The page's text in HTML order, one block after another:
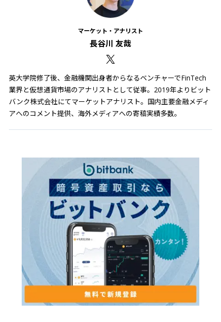
マーケット・アナリスト
長谷川 友哉
英大学院修了後、金融機関出身者からなるベンチャーでFinTech
業界と仮想通貨市場のアナリストとして従事。2019年よりビット
バンク株式会社にてマーケットアナリスト。国内主要金融メディ
アへのコメント提供、海外メディアへの寄稿実績多数。